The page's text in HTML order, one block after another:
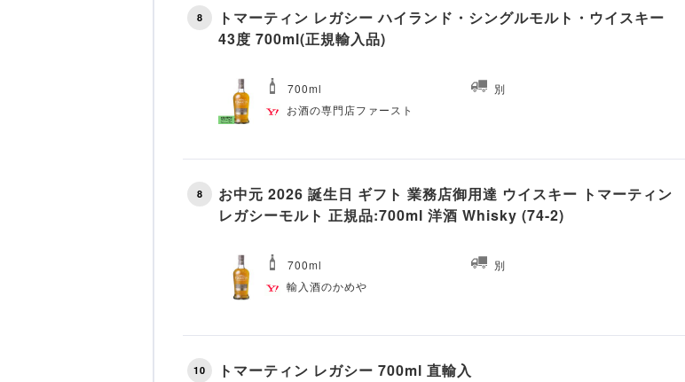
8
トマーティン レガシー ハイランド・シングルモルト・ウイスキー
43度 700ml(正規輸入品)
700ml
別
お酒の専門店ファースト
8
お中元 2026 誕生日 ギフト 業務店御用達 ウイスキー トマーティン
レガシーモルト 正規品:700ml 洋酒 Whisky (74-2)
700ml
別
輸入酒のかめや
10 トマーティン レガシー 700ml 直輸入